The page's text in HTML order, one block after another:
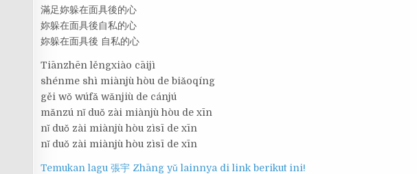
滿足妳躲在面具後的心
妳躲在面具後自私的心
妳躲在面具後 自私的心
Tiānzhēn lěngxiào cāijì
shénme shì miànjù hòu de biǎoqíng
gěi wǒ wúfǎ wǎnjiù de cánjú
mǎnzú nǐ duǒ zài miànjù hòu de xīn
nǐ duǒ zài miànjù hòu zìsī de xīn
nǐ duǒ zài miànjù hòu zìsī de xīn
Temukan lagu 張宇 Zhāng yǔ lainnya di link berikut ini!